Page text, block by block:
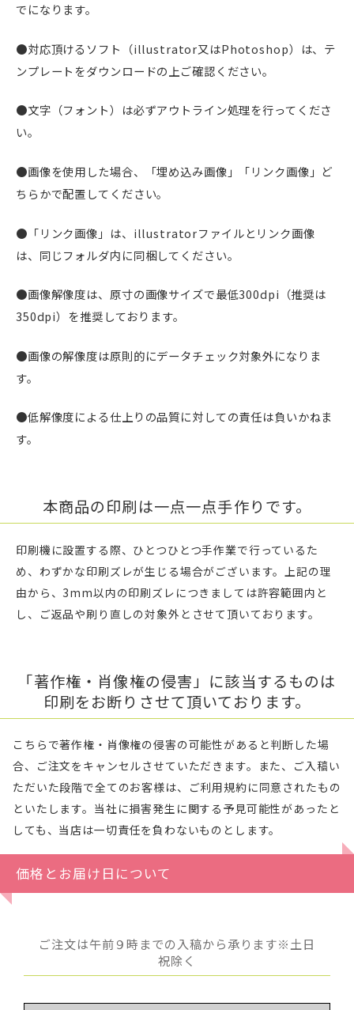
でになります。
●対応頂けるソフト（illustrator又はPhotoshop）は、テ
ンプレートをダウンロードの上ご確認ください。
●文字（フォント）は必ずアウトライン処理を行ってくださ
い。
●画像を使用した場合、「埋め込み画像」「リンク画像」ど
ちらかで配置してください。
●「リンク画像」は、illustratorファイルとリンク画像
は、同じフォルダ内に同梱してください。
●画像解像度は、原寸の画像サイズで最低300dpi（推奨は
350dpi）を推奨しております。
●画像の解像度は原則的にデータチェック対象外になりま
す。
●低解像度による仕上りの品質に対しての責任は負いかねま
す。
本商品の印刷は一点一点手作りです。
印刷機に設置する際、ひとつひとつ手作業で行っているた
め、わずかな印刷ズレが生じる場合がございます。上記の理
由から、3mm以内の印刷ズレにつきましては許容範囲内と
し、ご返品や刷り直しの対象外とさせて頂いております。
「著作権・肖像権の侵害」に該当するものは
印刷をお断りさせて頂いております。
こちらで著作権・肖像権の侵害の可能性があると判断した場
合、ご注文をキャンセルさせていただきます。また、ご入稿い
ただいた段階で全てのお客様は、ご利用規約に同意されたもの
といたします。当社に損害発生に関する予見可能性があったと
しても、当店は一切責任を負わないものとします。
価格とお届け日について
ご注文は午前９時までの入稿から承ります※土日
祝除く